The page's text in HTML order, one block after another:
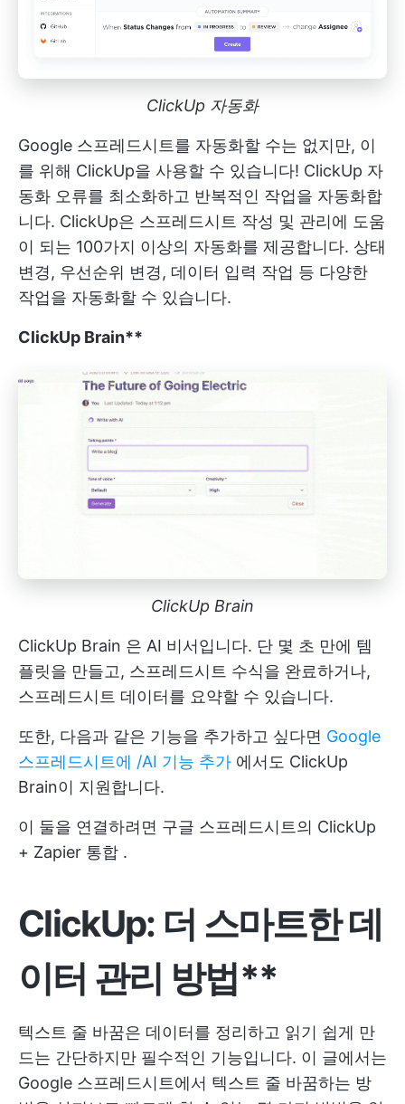
ClickUp 자동화
Google 스프레드시트를 자동화할 수는 없지만, 이
를 위해 ClickUp을 사용할 수 있습니다! ClickUp 자
동화 오류를 최소화하고 반복적인 작업을 자동화합
니다. ClickUp은 스프레드시트 작성 및 관리에 도움
이 되는 100가지 이상의 자동화를 제공합니다. 상태
변경, 우선순위 변경, 데이터 입력 작업 등 다양한
작업을 자동화할 수 있습니다.
ClickUp Brain**
ClickUp Brain
ClickUp Brain 은 AI 비서입니다. 단 몇 초 만에 템
플릿을 만들고, 스프레드시트 수식을 완료하거나,
스프레드시트 데이터를 요약할 수 있습니다.
또한, 다음과 같은 기능을 추가하고 싶다면 Google
스프레드시트에 /AI 기능 추가 에서도 ClickUp
Brain이 지원합니다.
이 둘을 연결하려면 구글 스프레드시트의 ClickUp
+ Zapier 통합 .
ClickUp: 더 스마트한 데
이터 관리 방법**
텍스트 줄 바꿈은 데이터를 정리하고 읽기 쉽게 만
드는 간단하지만 필수적인 기능입니다. 이 글에서는
Google 스프레드시트에서 텍스트 줄 바꿈하는 방